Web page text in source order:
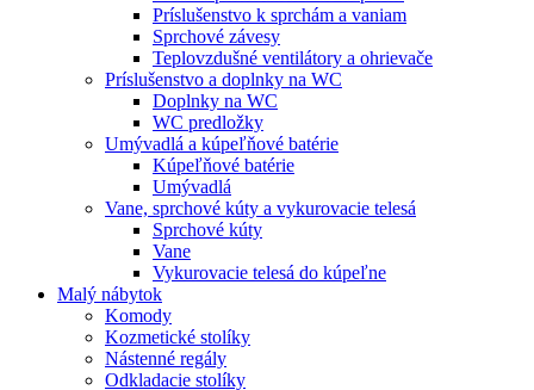
Príslušenstvo k sprchám a vaniam
Sprchové závesy
Teplovzdušné ventilátory a ohrievače
Príslušenstvo a doplnky na WC
Doplnky na WC
WC predložky
Umývadlá a kúpeľňové batérie
Kúpeľňové batérie
Umývadlá
Vane, sprchové kúty a vykurovacie telesá
Sprchové kúty
Vane
Vykurovacie telesá do kúpeľne
Malý nábytok
Komody
Kozmetické stolíky
Nástenné regály
Odkladacie stolíky